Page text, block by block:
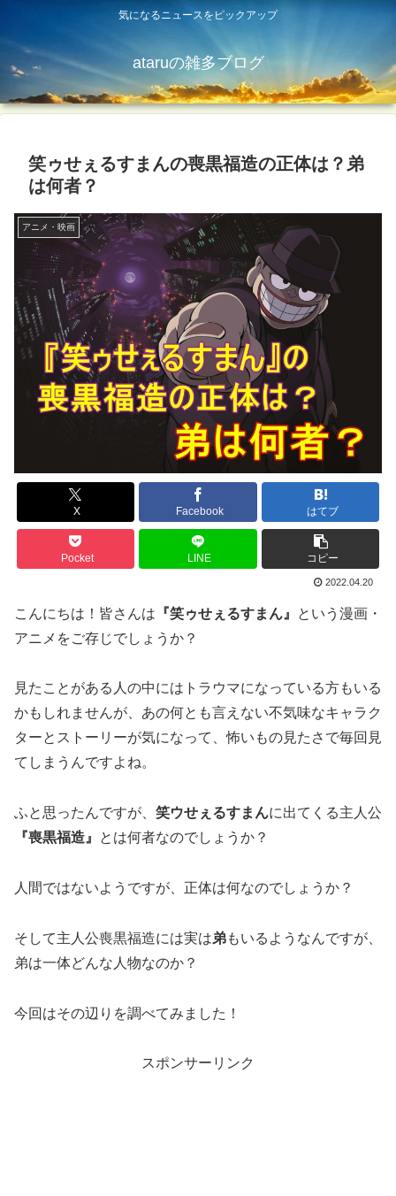
気になるニュースをピックアップ
ataruの雑多ブログ
笑ゥせぇるすまんの喪黒福造の正体は？弟
は何者？
アニメ・映画
X Facebook はてブ
Pocket LINE コピー
2022.04.20
こんにちは！皆さんは 『笑ゥせぇるすまん』
という漫画・
アニメをご存じでしょうか？
見たことがある人の中にはトラウマになっている方もいる
かもしれませんが、あの何とも言えない不気味なキャラク
ターとストーリーが気になって、怖いもの見たさで毎回見
てしまうんですよね。
ふと思ったんですが、 笑ウせぇるすまんに出てくる主人公
『喪黒福造』
とは何者なのでしょうか？
人間ではないようですが、正体は何なのでしょうか？
そして主人公喪黒福造には実は弟もいるようなんですが、
弟は一体どんな人物なのか？
今回はその辺りを調べてみました！
スポンサーリンク